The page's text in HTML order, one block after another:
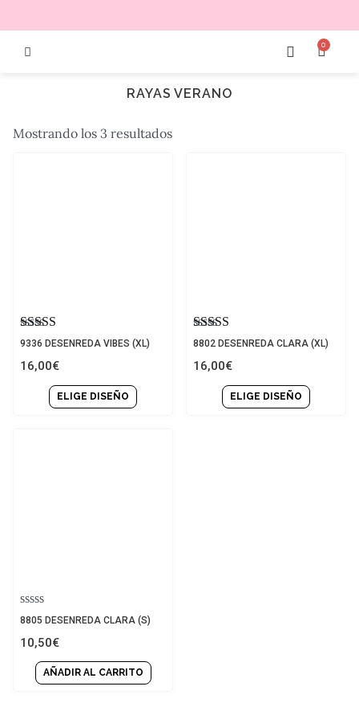
0
RAYAS VERANO
Mostrando los 3 resultados
Valorado con
de 5
9336 DESENREDA VIBES (XL)
16,00€
ELIGE DISEÑO
Valorado
4.83
8802 DESENREDA CLARA (XL)
16,00€
ELIGE DISEÑO
Valorado
0
8805 DESENREDA CLARA (S)
10,50€
AÑADIR AL CARRITO